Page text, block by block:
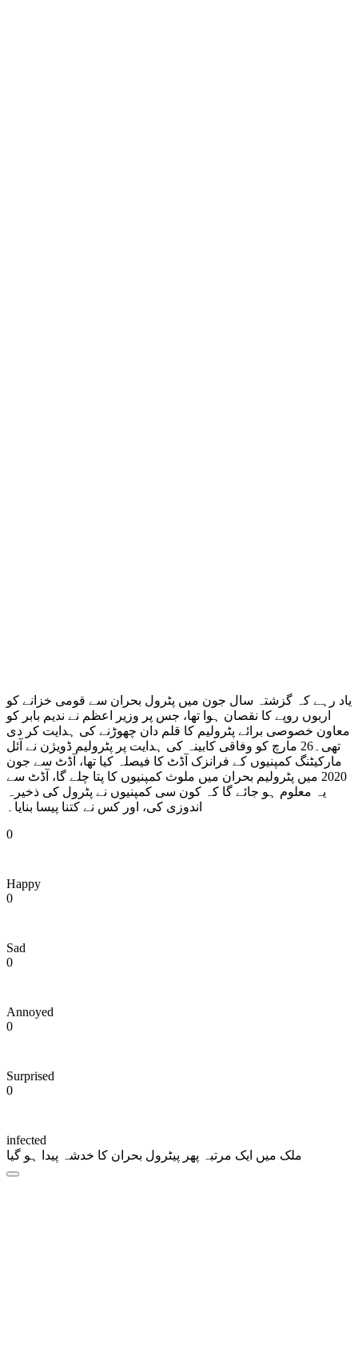
یاد رہے کہ گزشتہ سال جون میں پٹرول بحران سے قومی خزانے کو
اربوں روپے کا نقصان ہوا تھا، جس پر وزیر اعظم نے ندیم بابر کو
معاون خصوصی برائے پٹرولیم کا قلم دان چھوڑنے کی ہدایت کر دی
تھی۔26 مارچ کو وفاقی کابینہ کی ہدایت پر پٹرولیم ڈویژن نے آئل
مارکیٹنگ کمپنیوں کے فرانزک آڈٹ کا فیصلہ کیا تھا، آڈٹ سے جون
2020 میں پٹرولیم بحران میں ملوث کمپنیوں کا پتا چلے گا، آڈٹ سے
یہ معلوم ہو جائے گا کہ کون سی کمپنیوں نے پٹرول کی ذخیرہ
اندوزی کی، اور کس نے کتنا پیسا بنایا۔
0
Happy
0
Sad
0
Annoyed
0
Surprised
0
infected
ملک میں ایک مرتبہ پھر پیٹرول بحران کا خدشہ پیدا ہو گیا